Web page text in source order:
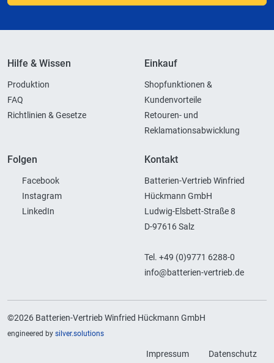
Hilfe & Wissen
Produktion
FAQ
Richtlinien & Gesetze
Einkauf
Shopfunktionen &
Kundenvorteile
Retouren- und
Reklamationsabwicklung
Folgen
Facebook
Instagram
LinkedIn
Kontakt
Batterien-Vertrieb Winfried
Hückmann GmbH
Ludwig-Elsbett-Straße 8
D-97616 Salz
Tel. +49 (0)9771 6288-0
info@batterien-vertrieb.de
©2026 Batterien-Vertrieb Winfried Hückmann GmbH
engineered by silver.solutions
Impressum Datenschutz